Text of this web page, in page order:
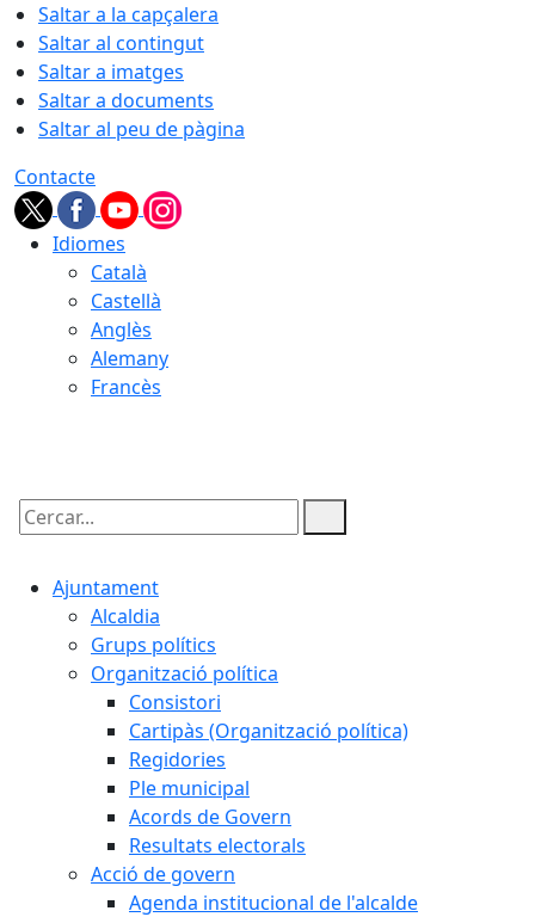
Saltar a la capçalera
Saltar al contingut
Saltar a imatges
Saltar a documents
Saltar al peu de pàgina
Contacte
Idiomes
Català
Castellà
Anglès
Alemany
Francès
Cercar:
Ajuntament
Alcaldia
Grups polítics
Organització política
Consistori
Cartipàs (Organització política)
Regidories
Ple municipal
Acords de Govern
Resultats electorals
Acció de govern
Agenda institucional de l'alcalde